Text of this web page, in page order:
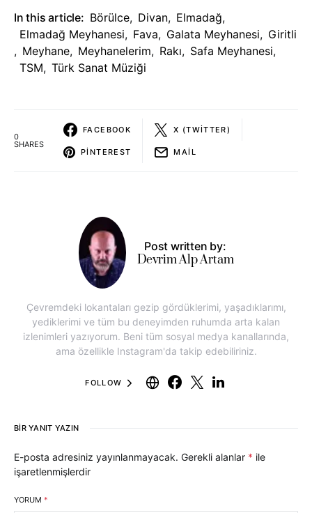
In this article: Börülce, Divan, Elmadağ,
Elmadağ Meyhanesi, Fava, Galata Meyhanesi, Giritli
, Meyhane, Meyhanelerim, Rakı, Safa Meyhanesi,
TSM, Türk Sanat Müziği
0
SHARES
FACEBOOK X (TWITTER)
PINTEREST MAIL
Post written by:
Devrim Alp Artam
Çevremdeki lokantaları gezip gördüklerimi, yaşadıklarımı,
yediklerimi ve tüm bu deneyimden ruhumda arta kalan
izlenimleri yazıyorum. Beni tüm sosyal medya kanallarında,
ama özellikle Instagram'da takip edebiliriniz.
FOLLOW
BIR YANIT YAZIN
E-posta adresiniz yayınlanmayacak. Gerekli alanlar * ile
işaretlenmişlerdir
YORUM *